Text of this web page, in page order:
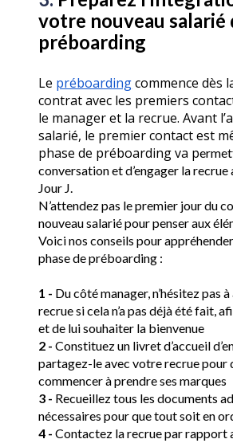
votre nouveau salarié
préboarding
Le préboarding commence dès
contrat avec les premiers
le manager et la recrue. Avant
salarié, le premier contact est
phase de préboarding va p
conversation et d’engager la recrue
Jour J.
N’attendez pas le premier jour du
nouveau salarié pour penser aux
Voici nos conseils pour
phase de préboarding :
1 - Du côté manager, n’hésitez pas
recrue si cela n’a pas déjà été fait,
et de lui souhaiter la bienvenue
2 - Constituez un livret d’accueil
partagez-le avec votre recrue pour
commencer à prendre ses marques
3 - Recueillez tous les documents
nécessaires pour que tout soit en
4 - Contactez la recrue par rapport